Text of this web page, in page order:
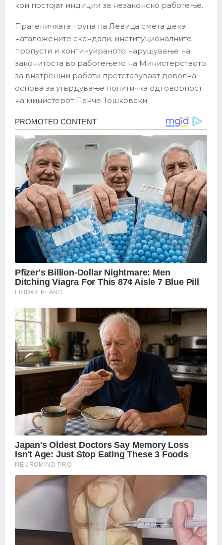
кои постојат индиции за незаконско работење.
Пратеничката група на Левица смета дека
наталожените скандали, институционалните
пропусти и континуираното нарушување на
законитоста во работењето на Министерството
за внатрешни работи претставуваат доволна
основа за утврдување политичка одговорност
на министерот Панче Тошковски.